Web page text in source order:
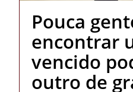
Pouca
encontrar
vencido
outro de